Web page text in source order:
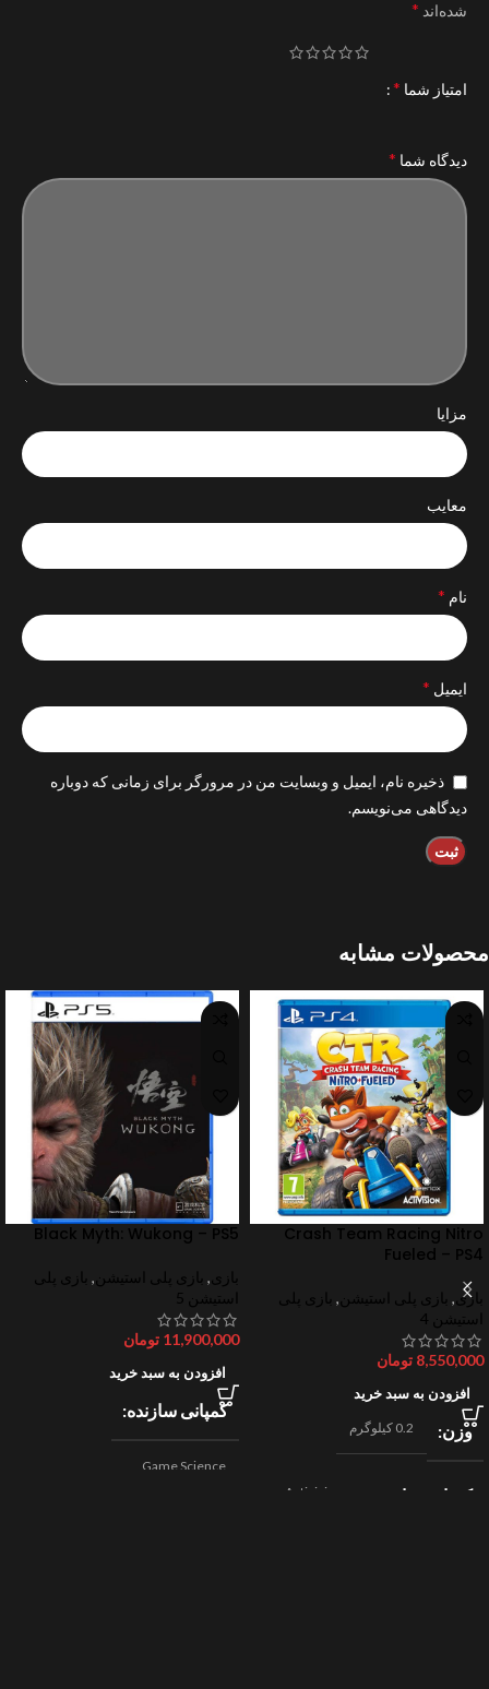
شده‌اند *
امتیاز شما *
دیدگاه شما *
مزایا
معایب
نام *
ایمیل *
ذخیره نام، ایمیل و وبسایت من در مرورگر برای زمانی که دوباره
دیدگاهی می‌نویسم.
محصولات مشابه
Crash Team Racing Nitro
Fueled – PS4
بازی, بازی پلی استیشن , بازی پلی
استیشن 4
8,550,000 تومان
افزودن به سبد خرید
وزن 0.2 کیلوگرم
کمپانی سازنده
Activision
Black Myth: Wukong – PS5
بازی, بازی پلی استیشن , بازی پلی
استیشن 5
11,900,000 تومان
افزودن به سبد خرید
کمپانی سازنده
Game Science